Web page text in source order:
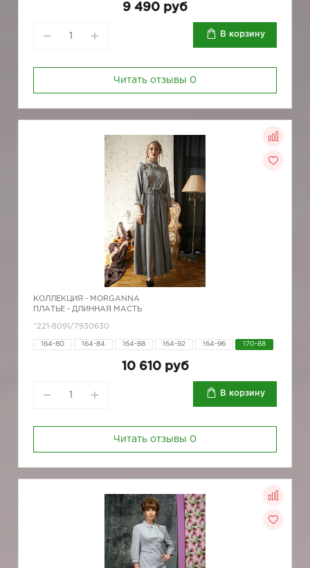
9 490 руб
В корзину
Читать отзывы 0
КОЛЛЕКЦИЯ - MORGANNA
ПЛАТЬЕ - ДЛИННАЯ МАСТЬ
*221-8091/7930630
164-80 164-84 164-88 164-92 164-96 170-88
10 610 руб
В корзину
Читать отзывы 0